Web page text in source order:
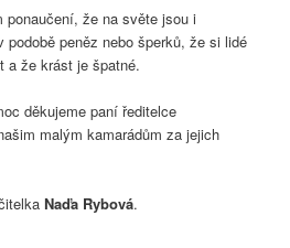
ponaučení, že na světe jsou i
peněz nebo šperků, že si lidé
a že krást je špatné.
děkujeme paní ředitelce
malým kamarádům za jejich
Naďa Rybová.